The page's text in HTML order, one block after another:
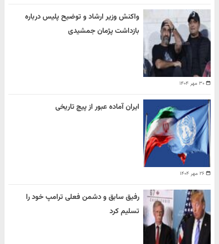
۳۰ مهر ۱۴۰۴
واکنش وزیر ارشاد و توضیح پلیس درباره
بازداشت پژمان جمشیدی
۲۶ مهر ۱۴۰۴
ایران آماده عبور از پیچ تاریخی
رفیق سابق و دشمن فعلی ترامپ خود را
تسلیم کرد